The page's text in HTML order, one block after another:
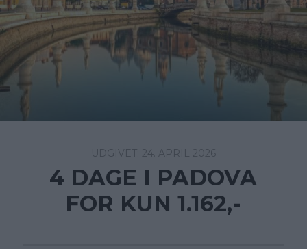
24. APRIL 2026
4 DAGE I PADOVA
FOR KUN 1.162,-